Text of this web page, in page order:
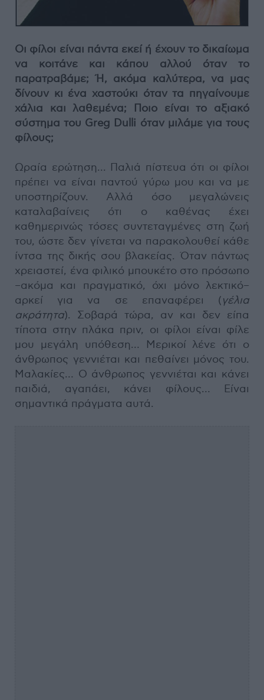
Οι φίλοι είναι πάντα εκεί ή έχουν το δικαίωμα
να κοιτάνε και κάπου αλλού όταν το
παρατραβάμε; Ή, ακόμα καλύτερα, να μας
δίνουν κι ένα χαστούκι όταν τα πηγαίνουμε
χάλια και λαθεμένα; Ποιο είναι το αξιακό
σύστημα του Greg Dulli όταν μιλάμε για τους
φίλους;
Ωραία ερώτηση... Παλιά πίστευα ότι οι φίλοι
πρέπει να είναι παντού γύρω μου και να με
υποστηρίζουν. Αλλά όσο μεγαλώνεις
καταλαβαίνεις ότι ο καθένας έχει
καθημερινώς τόσες συντεταγμένες στη ζωή
του, ώστε δεν γίνεται να παρακολουθεί κάθε
ίντσα της δικής σου βλακείας. Όταν πάντως
χρειαστεί, ένα φιλικό μπουκέτο στο πρόσωπο
–ακόμα και πραγματικό, όχι μόνο λεκτικό–
αρκεί για να σε επαναφέρει (γέλια
ακράτητα). Σοβαρά τώρα, αν και δεν είπα
τίποτα στην πλάκα πριν, οι φίλοι είναι φίλε
μου μεγάλη υπόθεση… Μερικοί λένε ότι ο
άνθρωπος γεννιέται και πεθαίνει μόνος του.
Μαλακίες… Ο άνθρωπος γεννιέται και κάνει
παιδιά, αγαπάει, κάνει φίλους… Είναι
σημαντικά πράγματα αυτά.